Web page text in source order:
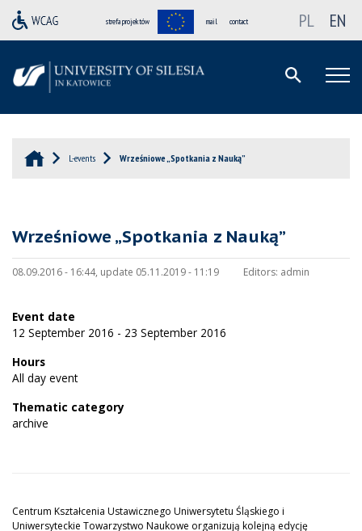
strefa projektów mail contact PL EN
L-events Wrześniowe „Spotkania z Nauką”
Wrześniowe „Spotkania z Nauką”
08.09.2016 - 16:44, update 05.11.2019 - 11:19 Editors: admin
Event date
12 September 2016 - 23 September 2016
Hours
All day event
Thematic category
archive
Centrum Kształcenia Ustawicznego Uniwersytetu Śląskiego i
Uniwersyteckie Towarzystwo Naukowe organizują kolejną edycję